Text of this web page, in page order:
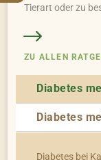
Tierart oder zu
ZU ALLEN
Diabetes
Diabetes
Diabetes bei